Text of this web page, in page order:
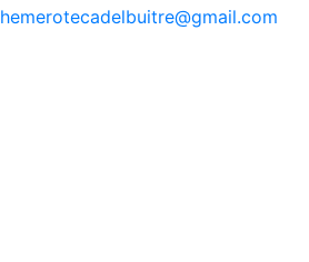
hemerotecadelbuitre@gmail.com